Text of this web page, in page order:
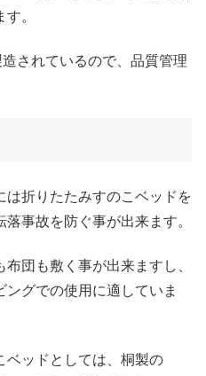
。
されているので、品質管理
折りたたみすのこベッドを
事故を防ぐ事が出来ます。
団も敷く事が出来ますし、
ングでの使用に適していま
ベッドとしては、桐製の